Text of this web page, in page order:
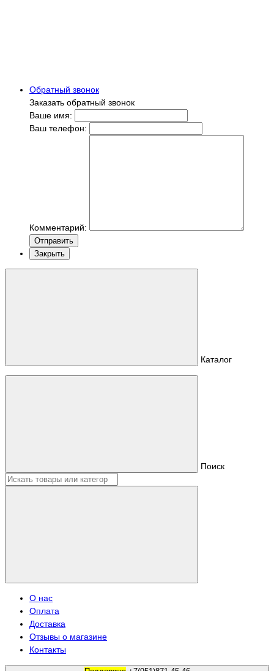
Обратный звонок
Заказать обратный звонок
Ваше имя:
Ваш телефон:
Комментарий:
Отправить
Закрыть
Каталог
Поиск
О нас
Оплата
Доставка
Отзывы о магазине
Контакты